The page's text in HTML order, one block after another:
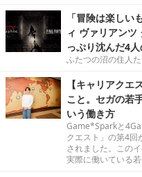
「冒険は楽しい
ィ ヴァリアン
っぷり沈んだ4
ふたつの沼の住人
【キャリアク
こと。セガの若
いう働き方
Game*Sparkと
クエスト」の第4回
されました。この
実際に働いている